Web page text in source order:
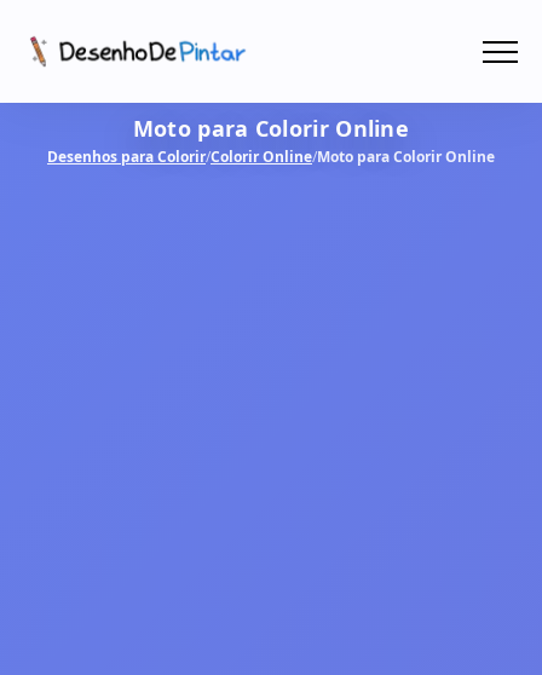
Coletâneas de Desenhos - PDF
Moto para Colorir Online
Desenhos para Colorir/Colorir Online/Moto para Colorir Online